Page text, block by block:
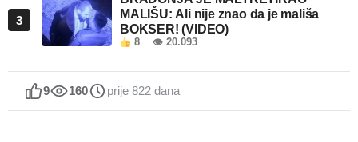
3
MALIŠU: Ali nije znao da je mališa
BOKSER! (VIDEO)
8 👁 20.093
9 160 prije 822 dana